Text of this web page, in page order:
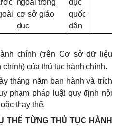
ngoài trong
cơ sở giáo
dục
dục
quốc
dân
chính (trên Cơ sở dữ liệu
chính) của thủ tục hành chính.
tháng năm ban hành và trích
phạm pháp luật quy định nội
thay thế.
THỂ TỪNG THỦ TỤC HÀNH